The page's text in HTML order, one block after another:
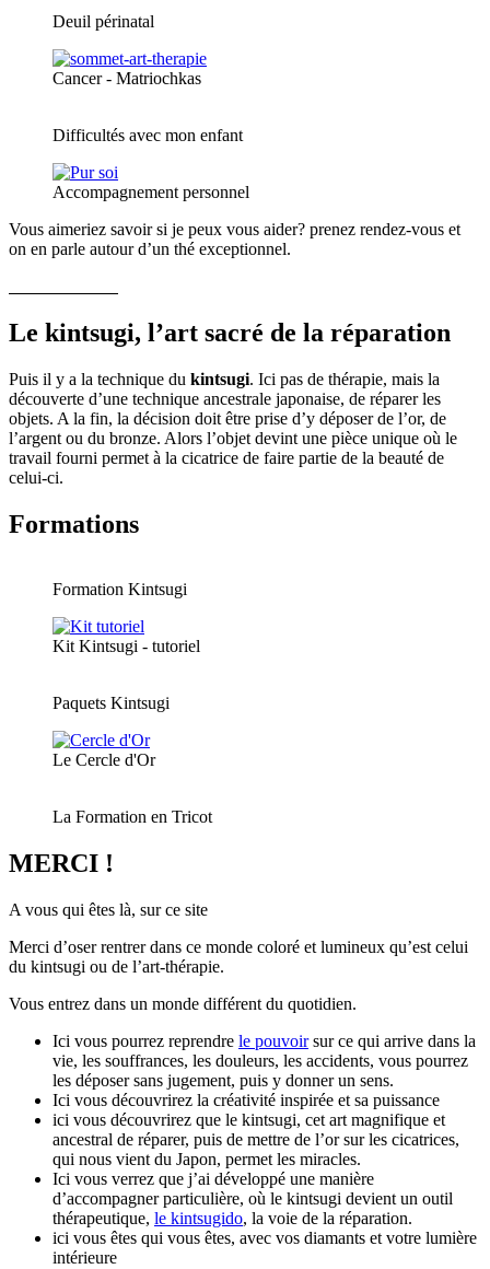
Deuil périnatal
Cancer - Matriochkas
Difficultés avec mon enfant
Accompagnement personnel
Vous aimeriez savoir si je peux vous aider? prenez rendez-vous et
on en parle autour d’un thé exceptionnel.
Le kintsugi, l’art sacré de la réparation
Puis il y a la technique du kintsugi. Ici pas de thérapie, mais la
découverte d’une technique ancestrale japonaise, de réparer les
objets. A la fin, la décision doit être prise d’y déposer de l’or, de
l’argent ou du bronze. Alors l’objet devint une pièce unique où le
travail fourni permet à la cicatrice de faire partie de la beauté de
celui-ci.
Formations
Formation Kintsugi
Kit Kintsugi - tutoriel
Paquets Kintsugi
Le Cercle d'Or
La Formation en Tricot
MERCI !
A vous qui êtes là, sur ce site
Merci d’oser rentrer dans ce monde coloré et lumineux qu’est celui
du kintsugi ou de l’art-thérapie.
Vous entrez dans un monde différent du quotidien.
Ici vous pourrez reprendre le pouvoirsur ce qui arrive dans la
vie, les souffrances, les douleurs, les accidents, vous pourrez
les déposer sans jugement, puis y donner un sens.
Ici vous découvrirez la créativité inspirée et sa puissance
ici vous découvrirez que le kintsugi, cet art magnifique et
ancestral de réparer, puis de mettre de l’or sur les cicatrices,
qui nous vient du Japon, permet les miracles.
Ici vous verrez que j’ai développé une manière
d’accompagner particulière, où le kintsugi devient un outil
thérapeutique, le kintsugido, la voie de la réparation.
ici vous êtes qui vous êtes, avec vos diamants et votre lumière
intérieure